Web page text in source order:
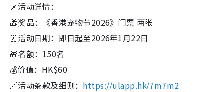
📌活动详情：
🎁奖品：《香港宠物节2026》门票 两张
⏰活动日期：即日起至2026年1月22日
🎁名额：150名
💰价值：HK$60
🔗活动条款及细则： https://ulapp.hk/7m7m2